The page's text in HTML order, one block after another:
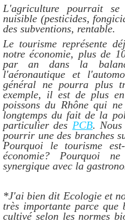
L'agriculture pourrait
nuisible (pesticides,
des subventions, rentable.
Le tourisme représente
notre économie, plus de
par an dans la
l'aéronautique et
général ne pourra plus
exemple, il est de plus
poissons du Rhône qui
longtemps du fait de la
particulier des PCB.
pourrir une des branches
Pourquoi le tourisme
économie? Pourquoi
synergique avec la
*J'ai bien dit Ecologie et
très importante parce
cultivé selon les normes